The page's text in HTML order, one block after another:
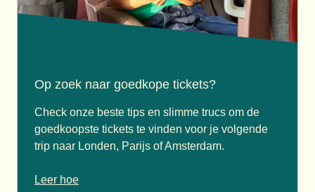
Op zoek naar goedkope tickets?
Check onze beste tips en slimme trucs om de
goedkoopste tickets te vinden voor je volgende
trip naar Londen, Parijs of Amsterdam.
Leer hoe